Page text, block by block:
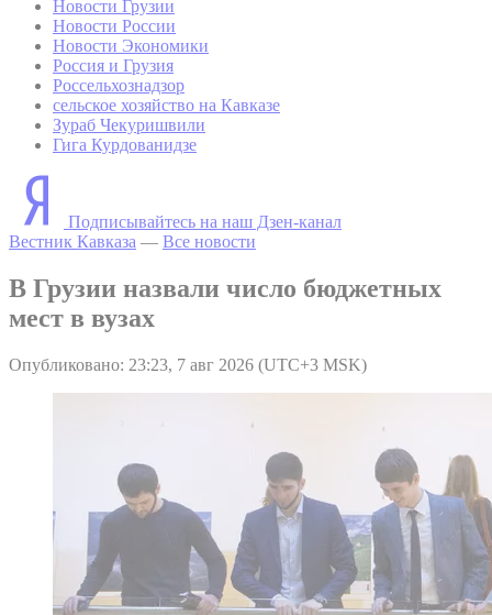
Новости Грузии
Новости России
Новости Экономики
Россия и Грузия
Россельхознадзор
сельское хозяйство на Кавказе
Зураб Чекуришвили
Гига Курдованидзе
Подписывайтесь на наш Дзен-канал
Вестник Кавказа — Все новости
В Грузии назвали число бюджетных
мест в вузах
Опубликовано: 23:23, 7 авг 2026 (UTC+3 MSK)